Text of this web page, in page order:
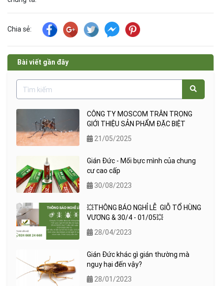
Chia sẻ:
Bài viết gần đây
CÔNG TY MOSCOM TRÂN TRỌNG
GIỚI THIỆU SẢN PHẨM ĐẶC BIỆT
21/05/2025
Gián Đức - Mối bực mình của chung
cư cao cấp
30/08/2023
💥THÔNG BÁO NGHỈ LỄ GIỖ TỔ HÙNG
VƯƠNG & 30/4 - 01/05💥
28/04/2023
Gián Đức khác gì gián thường mà
nguy hại đến vậy?
28/01/2023